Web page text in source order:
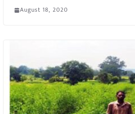
August 18, 2020